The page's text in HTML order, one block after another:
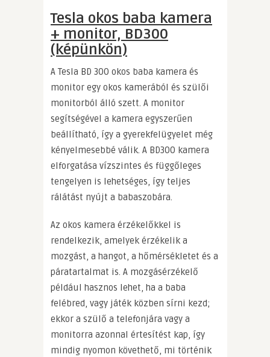
Tesla okos baba kamera
+ monitor, BD300
(képünkön)
A Tesla BD 300 okos baba kamera és
monitor egy okos kamerából és szülői
monitorból álló szett. A monitor
segítségével a kamera egyszerűen
beállítható, így a gyerekfelügyelet még
kényelmesebbé válik. A BD300 kamera
elforgatása vízszintes és függőleges
tengelyen is lehetséges, így teljes
rálátást nyújt a babaszobára.
Az okos kamera érzékelőkkel is
rendelkezik, amelyek érzékelik a
mozgást, a hangot, a hőmérsékletet és a
páratartalmat is. A mozgásérzékelő
például hasznos lehet, ha a baba
felébred, vagy játék közben sírni kezd;
ekkor a szülő a telefonjára vagy a
monitorra azonnal értesítést kap, így
mindig nyomon követhető, mi történik